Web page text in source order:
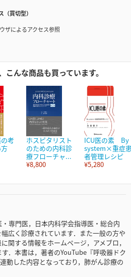
（買切型）
ザによるアクセス参照
こんな商品も買っています。
考
方
ホスピタリスト
のための内科診
療フローチャ...
¥8,800
ICU医の素 By
system×重症
者管理レシピ
¥5,280
専門医，日本内科学会指導医・総合内
広く診療されています．また一般の方や
関する情報をホームページ，アメブロ，
．本書は，著者のYouTube『呼吸器ドク
動した内容となっており，肺がん診療の